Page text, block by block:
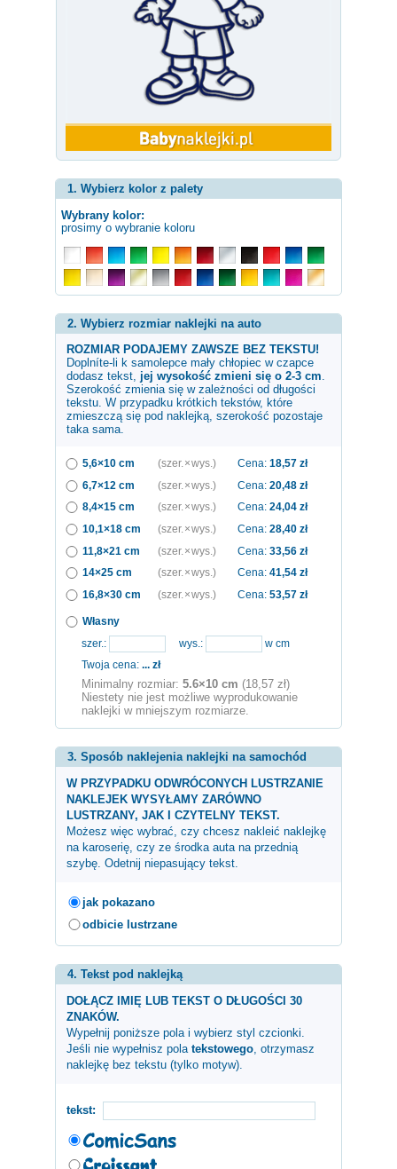
1. Wybierz kolor z palety
Wybrany kolor:
prosimy o wybranie koloru
2. Wybierz rozmiar naklejki na auto
ROZMIAR PODAJEMY ZAWSZE BEZ TEKSTU!
Doplníte-li k samolepce mały chłopiec w czapce
dodasz tekst, jej wysokość zmieni się o 2-3 cm
Szerokość zmienia się w zależności od długości
tekstu. W przypadku krótkich tekstów, które
zmieszczą się pod naklejką, szerokość pozostaje
taka sama.
5,6×10 cm (szer. × wys.) Cena: 18,57 zł
6,7×12 cm
(szer. × wys.) Cena: 20,48 zł
8,4×15 cm
(szer. × wys.) Cena: 24,04 zł
10,1×18 cm
(szer. × wys.) Cena: 28,40 zł
11,8×21 cm
(szer. × wys.) Cena: 33,56 zł
14×25 cm
(szer. × wys.) Cena: 41,54 zł
16,8×30 cm
(szer. × wys.) Cena: 53,57 zł
Własny
szer.:
wys.:
w cm
Twoja cena: ... zł
Minimalny rozmiar: 5.6×10 cm (18,57 zł)
Niestety nie jest możliwe wyprodukowanie
naklejki w mniejszym rozmiarze.
3. Sposób naklejenia naklejki na samochód
W PRZYPADKU ODWRÓCONYCH LUSTRZANIE
NAKLEJEK WYSYŁAMY ZARÓWNO
LUSTRZANY, JAK I CZYTELNY TEKST.
Możesz więc wybrać, czy chcesz nakleić naklejkę
na karoserię, czy ze środka auta na przednią
szybę. Odetnij niepasujący tekst.
jak pokazano
odbicie lustrzane
4. Tekst pod naklejką
DOŁĄCZ IMIĘ LUB TEKST O DŁUGOŚCI 30
ZNAKÓW.
Wypełnij poniższe pola i wybierz styl czcionki.
Jeśli nie wypełnisz pola tekstowego , otrzymasz
naklejkę bez tekstu (tylko motyw).
tekst: